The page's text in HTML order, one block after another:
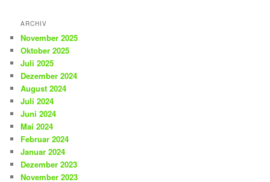
ARCHIV
November 2025
Oktober 2025
Juli 2025
Dezember 2024
August 2024
Juli 2024
Juni 2024
Mai 2024
Februar 2024
Januar 2024
Dezember 2023
November 2023